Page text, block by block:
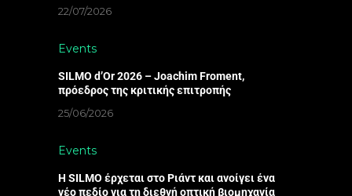
22/07/2026
Events
SILMO d’Or 2026 – Joachim Froment,
πρόεδρος της κριτικής επιτροπής
25/06/2026
Events
Η SILMO έρχεται στο Ριάντ και ανοίγει ένα
νέο πεδίο για τη διεθνή οπτική βιομηχανία